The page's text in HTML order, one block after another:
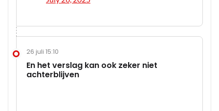
26 juli 15:10
En het verslag kan ook zeker niet
achterblijven